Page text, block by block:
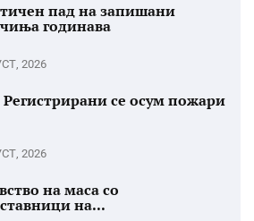
пад на запишани
годинава
2026
се осум пожари
2026
на маса со
на...